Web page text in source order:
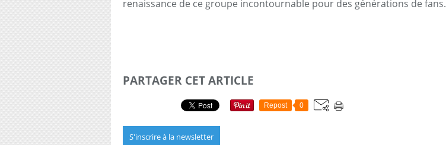
renaissance de ce groupe incontournable pour des générations de fans.
PARTAGER CET ARTICLE
Repost 0
S'inscrire à la newsletter